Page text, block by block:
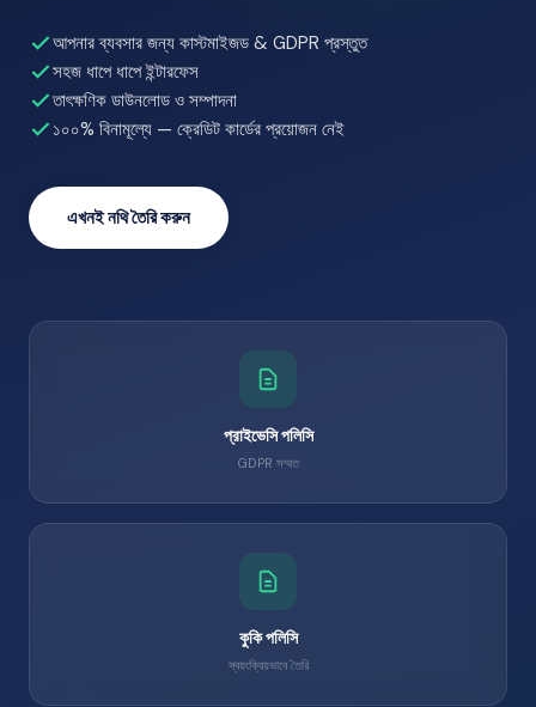
আপনার ব্যবসার জন্য কাস্টমাইজড & GDPR প্রস্তুত
সহজ ধাপে ধাপে ইন্টারফেস
তাৎক্ষণিক ডাউনলোড ও সম্পাদনা
১০০% বিনামূল্যে — ক্রেডিট কার্ডের প্রয়োজন নেই
এখনই নথি তৈরি করুন
প্রাইভেসি পলিসি
GDPR সম্মত
কুকি পলিসি
স্বয়ংক্রিয়ভাবে তৈরি